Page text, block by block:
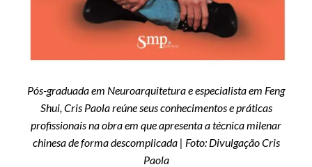
Pós-graduada em Neuroarquitetura e especialista em Feng
Shui, Cris Paola reúne seus conhecimentos e práticas
profissionais na obra em que apresenta a técnica milenar
chinesa de forma descomplicada | Foto: Divulgação Cris
Paola